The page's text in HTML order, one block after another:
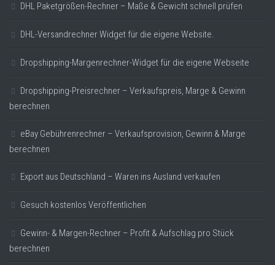
DHL Paketgrößen-Rechner – Maße & Gewicht schnell prüfen
DHL-Versandrechner Widget für die eigene Website.
Dropshipping-Margenrechner-Widget für die eigene Webseite
Dropshipping-Preisrechner – Verkaufspreis, Marge & Gewinn
berechnen
eBay Gebührenrechner – Verkaufsprovision, Gewinn & Marge
berechnen
Export aus Deutschland – Waren ins Ausland verkaufen
Gesuch kostenlos Veröffentlichen
Gewinn- & Margen-Rechner – Profit & Aufschlag pro Stück
berechnen